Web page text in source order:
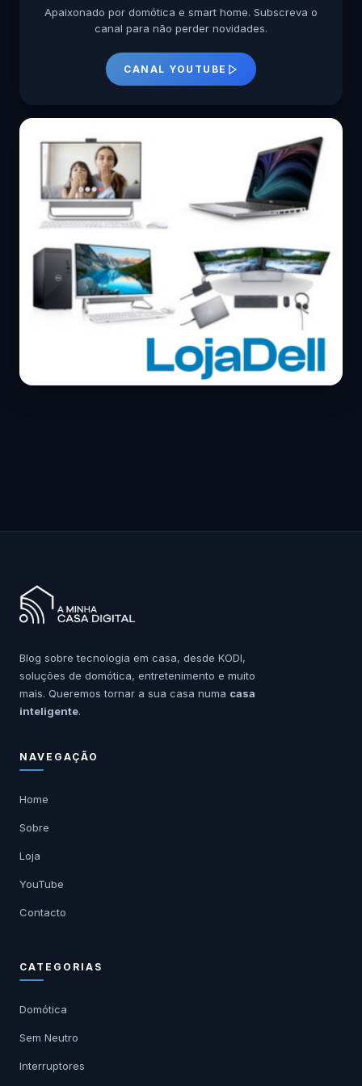
Apaixonado por domótica e smart home. Subscreva o
canal para não perder novidades.
CANAL YOUTUBE
Blog sobre tecnologia em casa, desde KODI,
soluções de domótica, entretenimento e muito
mais. Queremos tornar a sua casa numa casa
inteligente.
NAVEGAÇÃO
Home
Sobre
Loja
YouTube
Contacto
CATEGORIAS
Domótica
Sem Neutro
Interruptores